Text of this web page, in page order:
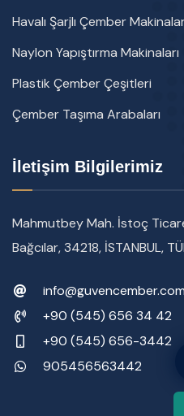
Havalı Şarjlı Çember
Naylon Yapıştırma Makinaları
Plastik Çember Çeşitleri
Çember Taşıma Arabaları
İletişim Bilgilerimiz
Mahmutbey Mah. İstoç
Bağcılar, 34218, İSTANBUL,
info@guvencember.com
+90 (545) 656 34 42
+90 (545) 656-3442
905456563442